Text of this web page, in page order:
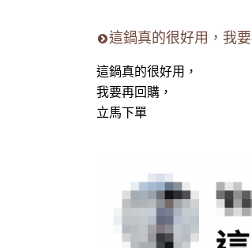
這鍋真的很好用，我
我要再回購，
立馬下單